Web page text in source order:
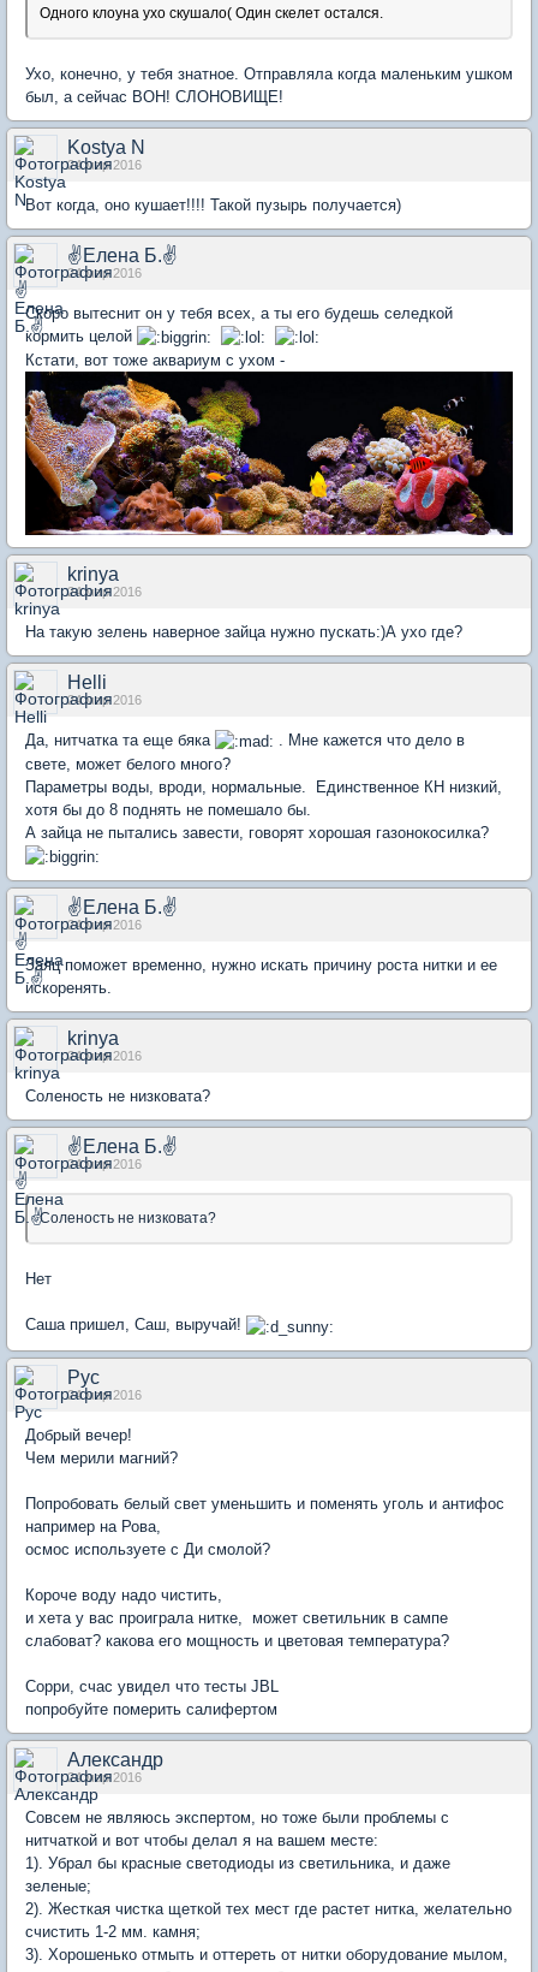
Одного клоуна ухо скушало( Один скелет остался.
Ухо, конечно, у тебя знатное. Отправляла когда маленьким ушком
был, а сейчас ВОН! СЛОНОВИЩЕ!
Kostya N
24 мар 2016
Вот когда, оно кушает!!!! Такой пузырь получается)
✌Елена Б.✌
24 мар 2016
Скоро вытеснит он у тебя всех, а ты его будешь селедкой
кормить целой
Кстати, вот тоже аквариум с ухом -
krinya
24 мар 2016
На такую зелень наверное зайца нужно пускать:)А ухо где?
Helli
24 мар 2016
Да, нитчатка та еще бяка
. Мне кажется что дело в
свете, может белого много?
Параметры воды, вроди, нормальные. Единственное КН низкий,
хотя бы до 8 поднять не помешало бы.
А зайца не пытались завести, говорят хорошая газонокосилка?
✌Елена Б.✌
24 мар 2016
Заяц поможет временно, нужно искать причину роста нитки и ее
искоренять.
krinya
24 мар 2016
Соленость не низковата?
✌Елена Б.✌
24 мар 2016
Соленость не низковата?
Нет
Саша пришел, Саш, выручай!
Рус
24 мар 2016
Добрый вечер!
Чем мерили магний?
Попробовать белый свет уменьшить и поменять уголь и антифос
например на Рова,
осмос используете с Ди смолой?
Короче воду надо чистить,
и хета у вас проиграла нитке, может светильник в сампе
слабоват? какова его мощность и цветовая температура?
Сорри, счас увидел что тесты JBL
попробуйте померить салифертом
Александр
24 мар 2016
Совсем не являюсь экспертом, но тоже были проблемы с
нитчаткой и вот чтобы делал я на вашем месте:
1). Убрал бы красные светодиоды из светильника, и даже
зеленые;
2). Жесткая чистка щеткой тех мест где растет нитка, желательно
счистить 1-2 мм. камня;
3). Хорошенько отмыть и оттереть от нитки оборудование мылом,